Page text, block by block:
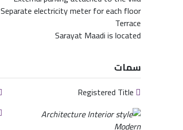
Separate electricity meter for each floor
Terrace
Sarayat Maadi is located
سمات